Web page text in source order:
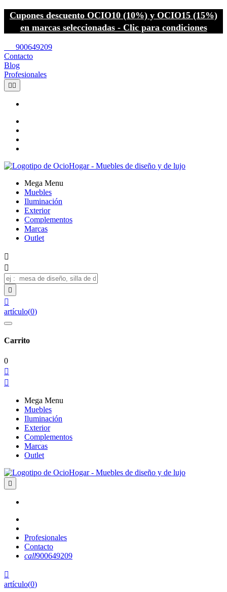
Cupones descuento OCIO10 (10%) y OCIO15 (15%)
en marcas seleccionadas - Clic para condiciones
900649209
Contacto
Blog
Profesionales
 
Mega Menu
Muebles
Iluminación
Exterior
Complementos
Marcas
Outlet




artículo(0)
Carrito
0


Mega Menu
Muebles
Iluminación
Exterior
Complementos
Marcas
Outlet

Profesionales
Contacto
call900649209

artículo(0)